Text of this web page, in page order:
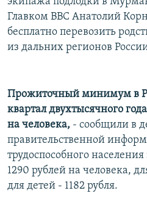
РАСПИСАНИЕ ВЕЩАНИЯ
ПОДПИШИТЕСЬ НА
Все сайты РСЕ/РС
Главком ВВС Анатолий
бесплатно перевозить
из дальних регионов
Прожиточный минимум в
квартал двухтысячного
на человека, - сообщили в
правительственной
трудоспособного
1290 рублей на человека,
для детей - 1182 рубля.